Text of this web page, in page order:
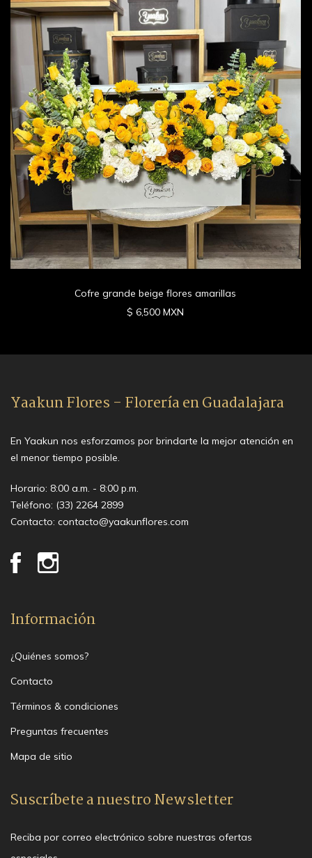
Cofre grande beige flores amarillas
$ 6,500 MXN
Yaakun Flores - Florería en Guadalajara
En Yaakun nos esforzamos por brindarte la mejor atención en
el menor tiempo posible.
Horario: 8:00 a.m. - 8:00 p.m.
Teléfono: (33) 2264 2899
Contacto: contacto@yaakunflores.com
Información
¿Quiénes somos?
Contacto
Términos & condiciones
Preguntas frecuentes
Mapa de sitio
Suscríbete a nuestro Newsletter
Reciba por correo electrónico sobre nuestras ofertas